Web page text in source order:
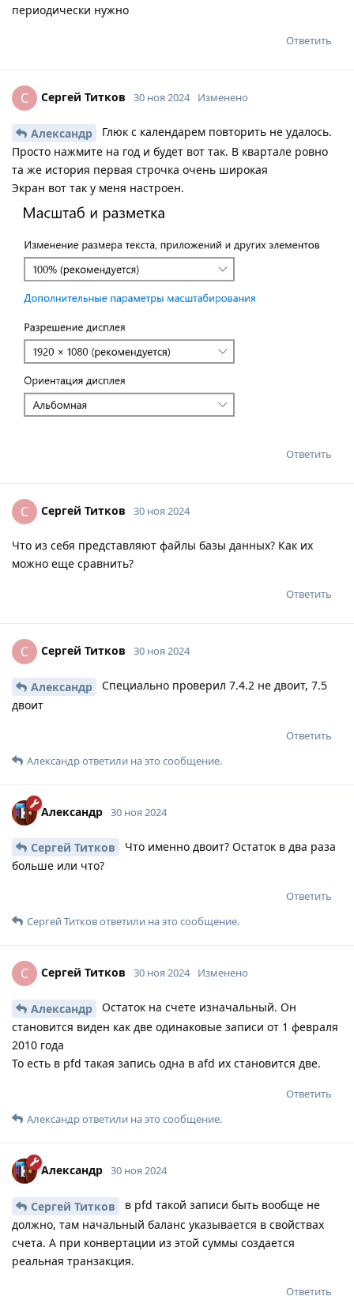
периодически нужно
Ответить
С Сергей Титков 30 ноя 2024 Изменено
Александр
Глюк с календарем повторить не удалось.
Просто нажмите на год и будет вот так. В квартале ровно
та же история первая строчка очень широкая
Экран вот так у меня настроен.
Ответить
С Сергей Титков 30 ноя 2024
Что из себя представляют файлы базы данных? Как их
можно еще сравнить?
Ответить
С Сергей Титков 30 ноя 2024
Александр
Специально проверил 7.4.2 не двоит, 7.5
двоит
Ответить
Александрответили на это сообщение.
Александр 30 ноя 2024
Сергей Титков
Что именно двоит? Остаток в два раза
больше или что?
Ответить
Сергей Титковответили на это сообщение.
С Сергей Титков 30 ноя 2024 Изменено
Александр
Остаток на счете изначальный. Он
становится виден как две одинаковые записи от 1 февраля
2010 года
То есть в pfd такая запись одна в afd их становится две.
Ответить
Александрответили на это сообщение.
Александр 30 ноя 2024
Сергей Титков
в pfd такой записи быть вообще не
должно, там начальный баланс указывается в свойствах
счета. А при конвертации из этой суммы создается
реальная транзакция.
Ответить